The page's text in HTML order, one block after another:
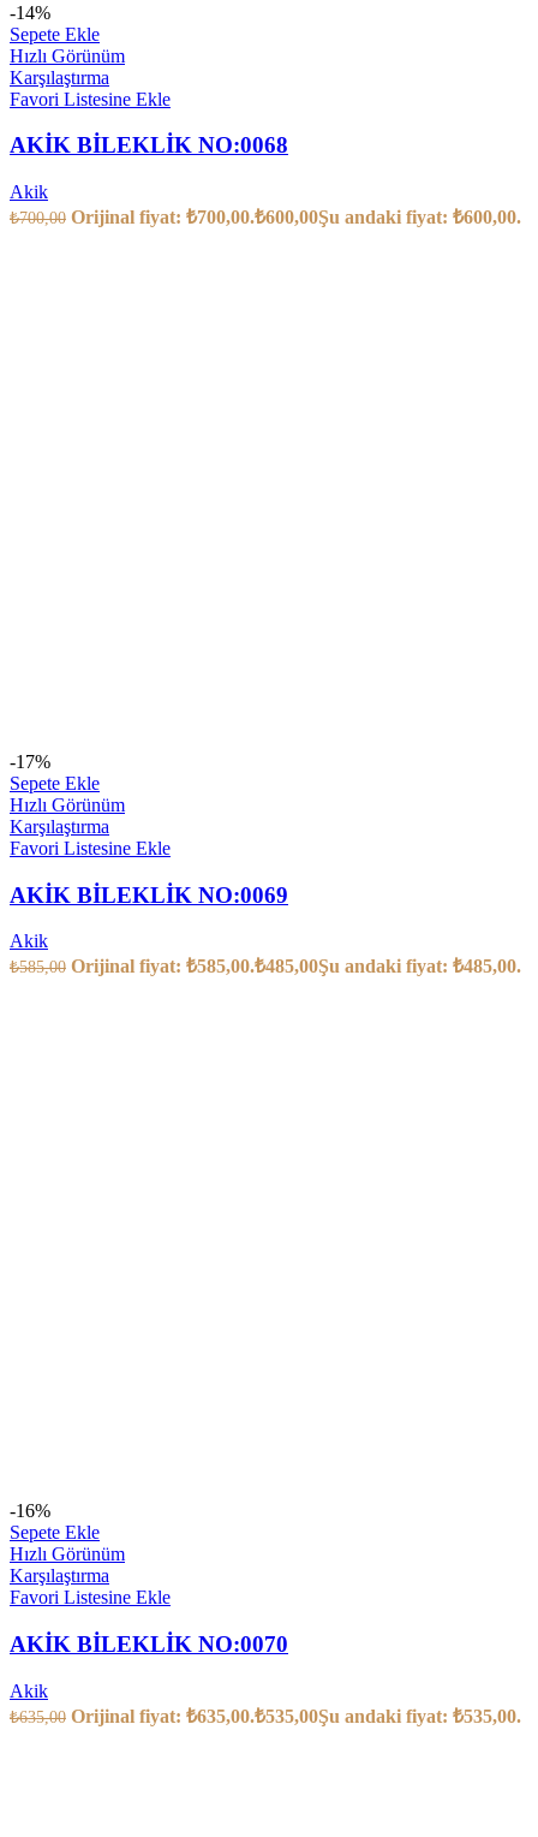
-14%
Sepete Ekle
Hızlı Görünüm
Karşılaştırma
Favori Listesine Ekle
AKİK BİLEKLİK NO:0068
Akik
₺700,00 Orijinal fiyat: ₺700,00.₺600,00Şu andaki fiyat: ₺600,00.
-17%
Sepete Ekle
Hızlı Görünüm
Karşılaştırma
Favori Listesine Ekle
AKİK BİLEKLİK NO:0069
Akik
₺585,00 Orijinal fiyat: ₺585,00.₺485,00Şu andaki fiyat: ₺485,00.
-16%
Sepete Ekle
Hızlı Görünüm
Karşılaştırma
Favori Listesine Ekle
AKİK BİLEKLİK NO:0070
Akik
₺635,00 Orijinal fiyat: ₺635,00.₺535,00Şu andaki fiyat: ₺535,00.